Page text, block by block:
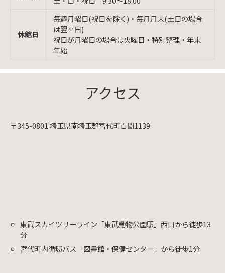
休館日
毎週月曜日(祝日を除く)・毎月月末(土日の場合
は翌平日)
祝日が月曜日の場合は火曜日・特別整理・年末
年始
アクセス
〒345-0801 埼玉県南埼玉郡宮代町百間1139
東武スカイツリーライン「東武動物公園駅」西口から徒歩13
分
宮代町内循環バス「図書館・保健センター」から徒歩1分